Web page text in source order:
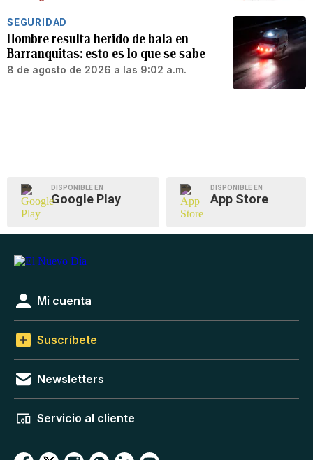
SEGURIDAD
Hombre resulta herido de bala en
Barranquitas: esto es lo que se sabe
8 de agosto de 2026 a las 9:02 a.m.
DISPONIBLE EN
Google Play
DISPONIBLE EN
App Store
Mi cuenta
Suscríbete
Newsletters
Servicio al cliente